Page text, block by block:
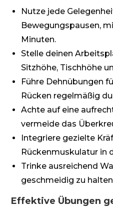
Nutze jede
Bewegungspausen,
Minuten.
Stelle deinen
Sitzhöhe, Tischhöhe
Führe Dehnübungen
Rücken regelmäßig
Achte auf eine
vermeide das
Integriere gezielte
Rückenmuskulatur in
Trinke ausreichend
geschmeidig zu
Effektive Übungen